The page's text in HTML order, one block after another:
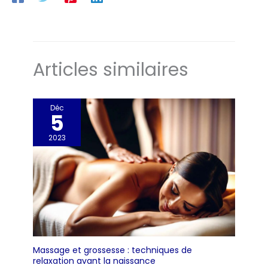
Articles similaires
Déc
5
2023
Massage et grossesse : techniques de
relaxation avant la naissance